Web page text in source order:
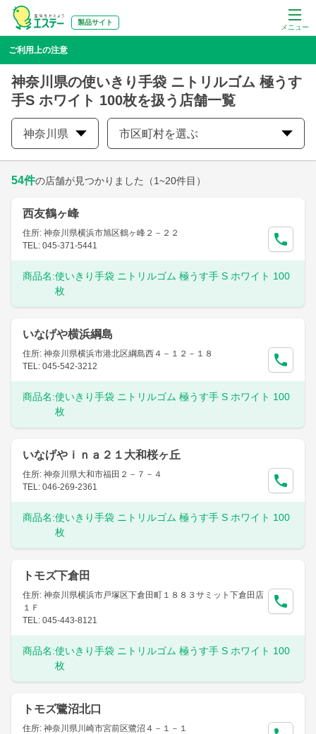
メニュー
製品サイト
ご利用上の注意
神奈川県の使いきり手袋 ニトリルゴム 極うす
手S ホワイト 100枚を扱う店舗一覧
神奈川県 市区町村を選ぶ
54件の店舗が見つかりました （1~20件目）
西友鶴ヶ峰
住所: 神奈川県横浜市旭区鶴ヶ峰２－２２
TEL: 045-371-5441
商品名:使いきり手袋 ニトリルゴム 極うす手 S ホワイト 100
枚
いなげや横浜綱島
住所: 神奈川県横浜市港北区綱島西４－１２－１８
TEL: 045-542-3212
商品名:使いきり手袋 ニトリルゴム 極うす手 S ホワイト 100
枚
いなげやｉｎａ２１大和桜ヶ丘
住所: 神奈川県大和市福田２－７－４
TEL: 046-269-2361
商品名:使いきり手袋 ニトリルゴム 極うす手 S ホワイト 100
枚
トモズ下倉田
住所: 神奈川県横浜市戸塚区下倉田町１８８３サミット下倉田店
１Ｆ
TEL: 045-443-8121
商品名:使いきり手袋 ニトリルゴム 極うす手 S ホワイト 100
枚
トモズ鷺沼北口
住所: 神奈川県川崎市宮前区鷺沼４－１－１